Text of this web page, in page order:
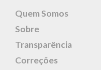
Quem Somos
Sobre
Transparência
Correções